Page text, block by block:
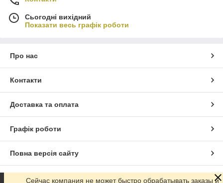
Сьогодні вихідний
Показати весь графік роботи
Про нас
Контакти
Доставка та оплата
Графік роботи
Повна версія сайту
Сайт створено на маркетплейсі Prom.ua
Сейчас компания не может быстро обрабатывать заказы и